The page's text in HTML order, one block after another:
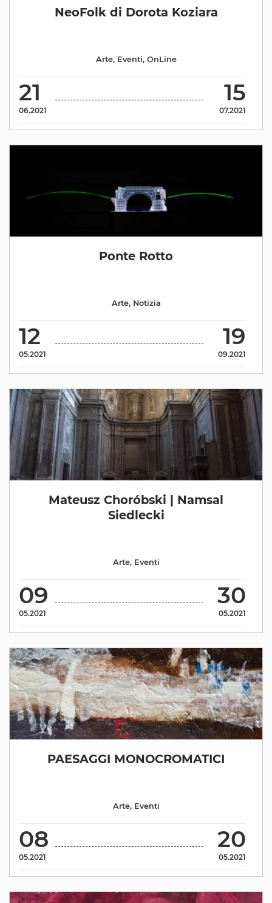
NeoFolk di Dorota Koziara
21
06.2021
15
07.2021
Arte, Eventi, OnLine
Ponte Rotto
12
05.2021
19
09.2021
Arte, Notizia
Mateusz Choróbski | Namsal
Siedlecki
09
05.2021
30
05.2021
Arte, Eventi
PAESAGGI MONOCROMATICI
08
05.2021
20
05.2021
Arte, Eventi